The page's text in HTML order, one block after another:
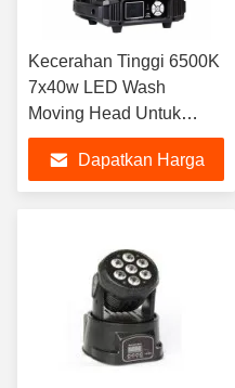
Kecerahan Tinggi 6500K
7x40w LED Wash
Moving Head Untuk
Taman Hiburan
Dapatkan Harga